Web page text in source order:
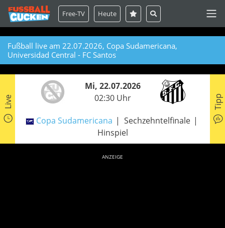
Free-TV Heute
Fußball live am 22.07.2026, Copa Sudamericana,
Universidad Central - FC Santos
Live
Mi, 22.07.2026
02:30 Uhr
Copa Sudamericana
Sechzehntelfinale
Hinspiel
Tipp
ANZEIGE